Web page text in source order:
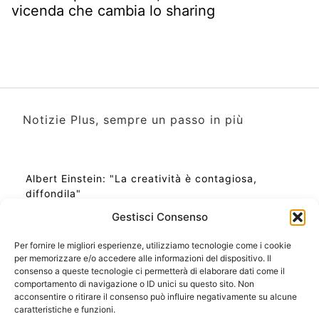
Gestisci Consenso
Per fornire le migliori esperienze, utilizziamo tecnologie come i cookie
per memorizzare e/o accedere alle informazioni del dispositivo. Il
consenso a queste tecnologie ci permetterà di elaborare dati come il
comportamento di navigazione o ID unici su questo sito. Non
acconsentire o ritirare il consenso può influire negativamente su alcune
caratteristiche e funzioni.
vicenda che cambia lo sharing
Notizie Plus, sempre un passo in più
Albert Einstein: "La creatività è contagiosa,
diffondila"
Ora Esatta in Italia in questo momento
Ti Senti Strano Ultimamente? Potrebbe Essere per
la Risonanza di Schumann
Come Sapere Se Stai Ascendendo alla Quinta